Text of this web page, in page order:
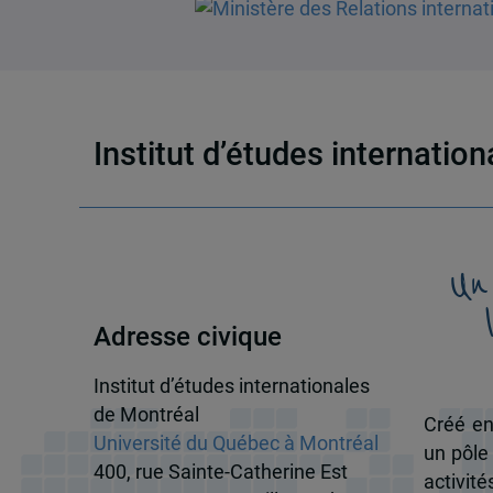
Institut d’études
Adresse civique
Institut d’études internationales
de Montréal
Université du Québec à Montréal
400, rue Sainte-Catherine Est
Créé
un